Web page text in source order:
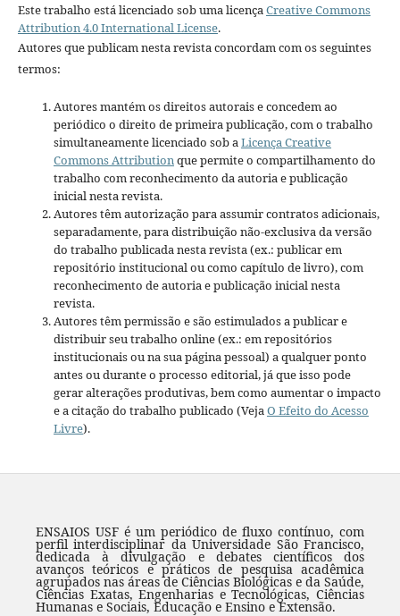
Este trabalho está licenciado sob uma licençaCreative Commons
Attribution 4.0 International License.
Autores que publicam nesta revista concordam com os seguintes
termos:
Autores mantém os direitos autorais e concedem ao
periódico o direito de primeira publicação, com o trabalho
simultaneamente licenciado sob aLicença Creative
Commons Attributionque permite o compartilhamento do
trabalho com reconhecimento da autoria e publicação
inicial nesta revista.
Autores têm autorização para assumir contratos adicionais,
separadamente, para distribuição não-exclusiva da versão
do trabalho publicada nesta revista (ex.: publicar em
repositório institucional ou como capítulo de livro), com
reconhecimento de autoria e publicação inicial nesta
revista.
Autores têm permissão e são estimulados a publicar e
distribuir seu trabalho online (ex.: em repositórios
institucionais ou na sua página pessoal) a qualquer ponto
antes ou durante o processo editorial, já que isso pode
gerar alterações produtivas, bem como aumentar o impacto
e a citação do trabalho publicado (VejaO Efeito do Acesso
Livre).
ENSAIOS USF é um periódico de fluxo contínuo, com
perfil interdisciplinar da Universidade São Francisco,
dedicada à divulgação e debates científicos dos
avanços teóricos e práticos de pesquisa acadêmica
agrupados nas áreas de Ciências Biológicas e da Saúde,
Ciências Exatas, Engenharias e Tecnológicas, Ciências
Humanas e Sociais, Educação e Ensino e Extensão.